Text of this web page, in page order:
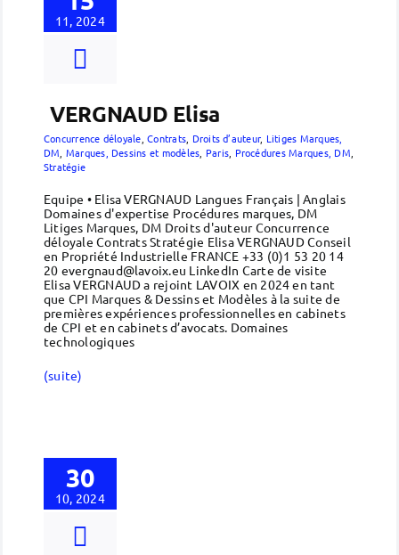
11, 2024
VERGNAUD Elisa
Concurrence déloyale ,Contrats Droits d’auteur, Litiges Marques,
DM Marques, Dessins et modèles Paris Procédures Marques, DM
Stratégie
Equipe • Elisa VERGNAUD Langues Français | Anglais
Domaines d'expertise Procédures marques, DM
Litiges Marques, DM Droits d'auteur Concurrence
déloyale Contrats Stratégie Elisa VERGNAUD Conseil
en Propriété Industrielle FRANCE +33 (0)1 53 20 14
20 evergnaud@lavoix.eu LinkedIn Carte de visite
Elisa VERGNAUD a rejoint LAVOIX en 2024 en tant
que CPI Marques & Dessins et Modèles à la suite de
premières expériences professionnelles en cabinets
de CPI et en cabinets d’avocats. Domaines
technologiques
(suite)
30
10, 2024